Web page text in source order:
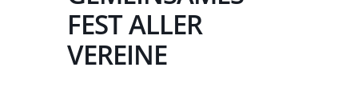
FEST ALLER
VEREINE